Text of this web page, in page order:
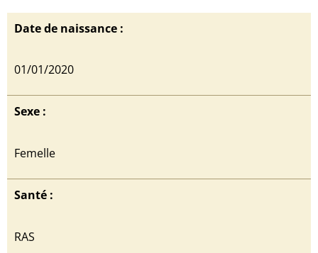
Date de naissance :
01/01/2020
Sexe :
Femelle
Santé :
RAS